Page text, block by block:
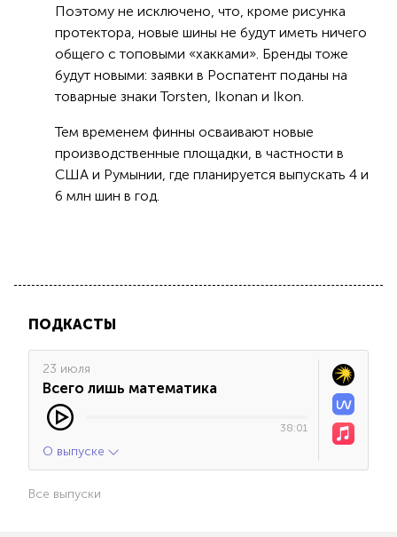
Поэтому не исключено, что, кроме рисунка
протектора, новые шины не будут иметь ничего
общего с топовыми «хакками». Бренды тоже
будут новыми: заявки в Роспатент поданы на
товарные знаки Torsten, Ikonan и Ikon.
Тем временем финны осваивают новые
производственные площадки, в частности в
США и Румынии, где планируется выпускать 4 и
6 млн шин в год.
ПОДКАСТЫ
23 июля
Всего лишь математика
38:01
О выпуске
Все выпуски